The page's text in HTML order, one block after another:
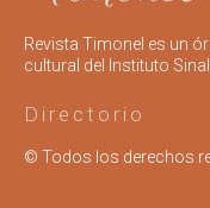
Revista Timonel es un
cultural del Instituto
Directorio
© Todos los derechos